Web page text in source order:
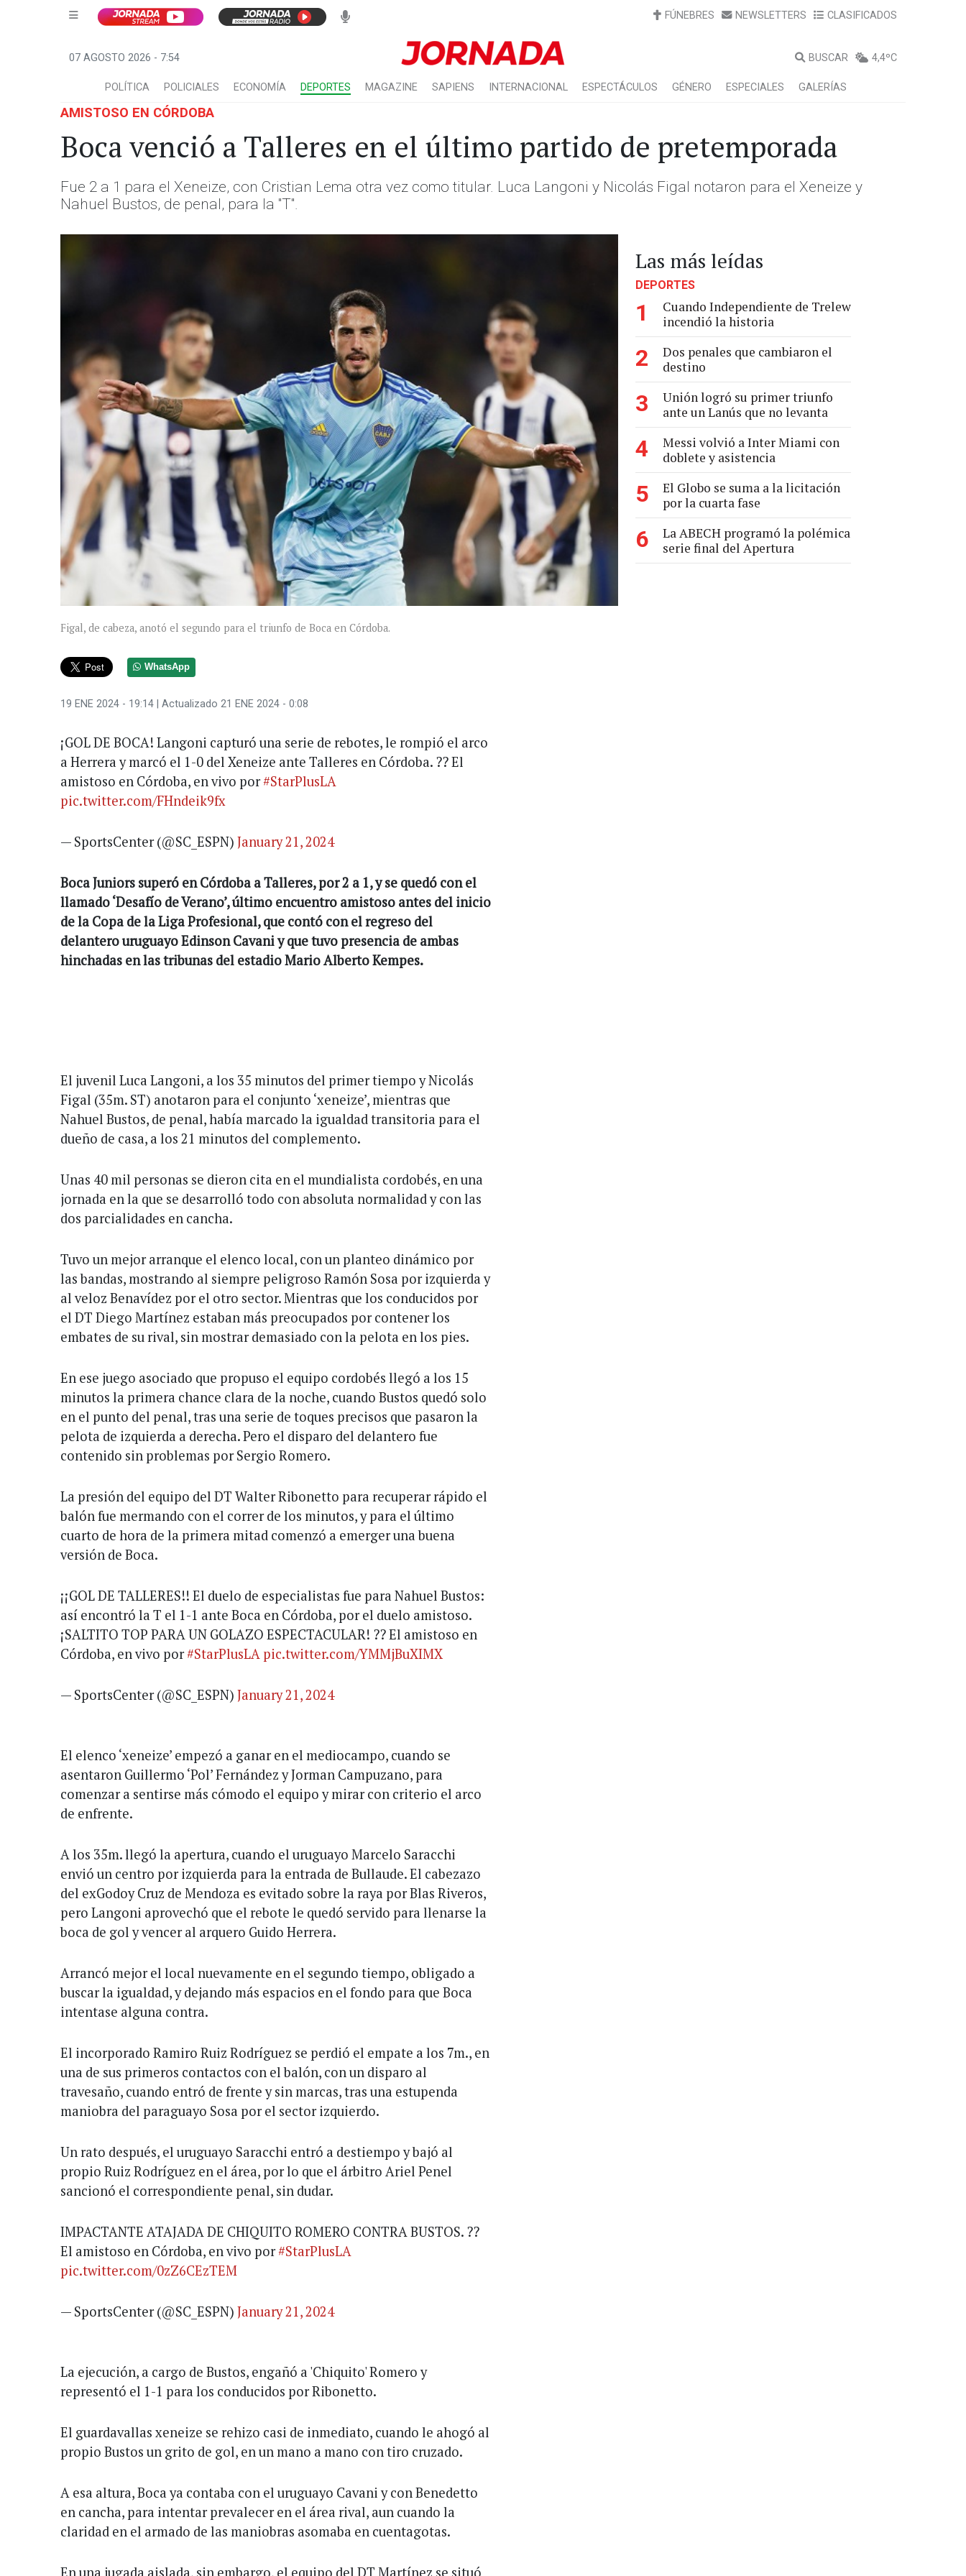
FÚNEBRES NEWSLETTERS CLASIFICADOS
07 AGOSTO 2026 - 7:54 BUSCAR 4,4ºC
POLÍTICA POLICIALES ECONOMÍA DEPORTES MAGAZINE SAPIENS INTERNACIONAL ESPECTÁCULOS GÉNERO ESPECIALES GALERÍAS
AMISTOSO EN CÓRDOBA
Boca venció a Talleres en el último partido de pretemporada
Fue 2 a 1 para el Xeneize, con Cristian Lema otra vez como titular. Luca Langoni y Nicolás Figal notaron para el Xeneize y
Nahuel Bustos, de penal, para la "T".
Figal, de cabeza, anotó el segundo para el triunfo de Boca en Córdoba.
WhatsApp
19 ENE 2024 - 19:14 | Actualizado 21 ENE 2024 - 0:08
¡GOL DE BOCA! Langoni capturó una serie de rebotes, le rompió el arco
a Herrera y marcó el 1-0 del Xeneize ante Talleres en Córdoba. ?? El
amistoso en Córdoba, en vivo por#StarPlusLA
pic.twitter.com/FHndeik9fx
— SportsCenter (@SC_ESPN) January 21, 2024
Boca Juniors superó en Córdoba a Talleres, por 2 a 1, y se quedó con el
llamado ‘Desafío de Verano’, último encuentro amistoso antes del inicio
de la Copa de la Liga Profesional, que contó con el regreso del
delantero uruguayo Edinson Cavani y que tuvo presencia de ambas
hinchadas en las tribunas del estadio Mario Alberto Kempes.
El juvenil Luca Langoni, a los 35 minutos del primer tiempo y Nicolás
Figal (35m. ST) anotaron para el conjunto ‘xeneize’, mientras que
Nahuel Bustos, de penal, había marcado la igualdad transitoria para el
dueño de casa, a los 21 minutos del complemento.
Unas 40 mil personas se dieron cita en el mundialista cordobés, en una
jornada en la que se desarrolló todo con absoluta normalidad y con las
dos parcialidades en cancha.
Tuvo un mejor arranque el elenco local, con un planteo dinámico por
las bandas, mostrando al siempre peligroso Ramón Sosa por izquierda y
al veloz Benavídez por el otro sector. Mientras que los conducidos por
el DT Diego Martínez estaban más preocupados por contener los
embates de su rival, sin mostrar demasiado con la pelota en los pies.
En ese juego asociado que propuso el equipo cordobés llegó a los 15
minutos la primera chance clara de la noche, cuando Bustos quedó solo
en el punto del penal, tras una serie de toques precisos que pasaron la
pelota de izquierda a derecha. Pero el disparo del delantero fue
contenido sin problemas por Sergio Romero.
La presión del equipo del DT Walter Ribonetto para recuperar rápido el
balón fue mermando con el correr de los minutos, y para el último
cuarto de hora de la primera mitad comenzó a emerger una buena
versión de Boca.
¡¡GOL DE TALLERES!! El duelo de especialistas fue para Nahuel Bustos:
así encontró la T el 1-1 ante Boca en Córdoba, por el duelo amistoso.
¡SALTITO TOP PARA UN GOLAZO ESPECTACULAR! ?? El amistoso en
Córdoba, en vivo por#StarPlusLA pic.twitter.com/YMMjBuXIMX
— SportsCenter (@SC_ESPN) January 21, 2024
El elenco ‘xeneize’ empezó a ganar en el mediocampo, cuando se
asentaron Guillermo ‘Pol’ Fernández y Jorman Campuzano, para
comenzar a sentirse más cómodo el equipo y mirar con criterio el arco
de enfrente.
A los 35m. llegó la apertura, cuando el uruguayo Marcelo Saracchi
envió un centro por izquierda para la entrada de Bullaude. El cabezazo
del exGodoy Cruz de Mendoza es evitado sobre la raya por Blas Riveros,
pero Langoni aprovechó que el rebote le quedó servido para llenarse la
boca de gol y vencer al arquero Guido Herrera.
Arrancó mejor el local nuevamente en el segundo tiempo, obligado a
buscar la igualdad, y dejando más espacios en el fondo para que Boca
intentase alguna contra.
El incorporado Ramiro Ruiz Rodríguez se perdió el empate a los 7m., en
una de sus primeros contactos con el balón, con un disparo al
travesaño, cuando entró de frente y sin marcas, tras una estupenda
maniobra del paraguayo Sosa por el sector izquierdo.
Un rato después, el uruguayo Saracchi entró a destiempo y bajó al
propio Ruiz Rodríguez en el área, por lo que el árbitro Ariel Penel
sancionó el correspondiente penal, sin dudar.
IMPACTANTE ATAJADA DE CHIQUITO ROMERO CONTRA BUSTOS. ??
El amistoso en Córdoba, en vivo por#StarPlusLA
pic.twitter.com/0zZ6CEzTEM
— SportsCenter (@SC_ESPN) January 21, 2024
La ejecución, a cargo de Bustos, engañó a 'Chiquito' Romero y
representó el 1-1 para los conducidos por Ribonetto.
El guardavallas xeneize se rehizo casi de inmediato, cuando le ahogó al
propio Bustos un grito de gol, en un mano a mano con tiro cruzado.
A esa altura, Boca ya contaba con el uruguayo Cavani y con Benedetto
en cancha, para intentar prevalecer en el área rival, aun cuando la
claridad en el armado de las maniobras asomaba en cuentagotas.
Las más leídas
DEPORTES
1
Cuando Independiente de Trelew
incendió la historia
2
Dos penales que cambiaron el
destino
3
Unión logró su primer triunfo
ante un Lanús que no levanta
4
Messi volvió a Inter Miami con
doblete y asistencia
5
El Globo se suma a la licitación
por la cuarta fase
6
La ABECH programó la polémica
serie final del Apertura